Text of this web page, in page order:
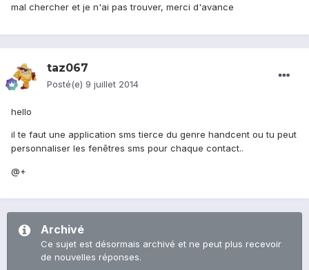
mal chercher et je n'ai pas trouver, merci d'avance
taz067
Posté(e) 9 juillet 2014
hello
il te faut une application sms tierce du genre handcent ou tu peut
personnaliser les fenêtres sms pour chaque contact..
@+
Archivé
Ce sujet est désormais archivé et ne peut plus recevoir
de nouvelles réponses.